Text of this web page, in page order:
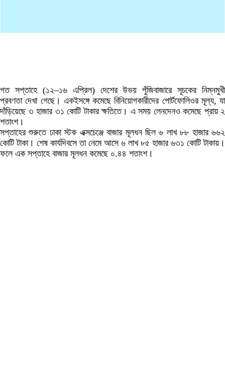
গত সপ্তাহে (১২–১৬ এপ্রিল) দেশের উভয় পুঁজিবাজারে সূচকের নিম্নমুখী
প্রবণতা দেখা গেছে। একইসঙ্গে কমেছে বিনিয়োগকারীদের পোর্টফোলিওর মূল্য, যা
দাঁড়িয়েছে ৩ হাজার ৩১ কোটি টাকার ক্ষতিতে। এ সময় লেনদেনও কমেছে প্রায় ২
শতাংশ।
সপ্তাহের শুরুতে ঢাকা স্টক এক্সচেঞ্জে বাজার মূলধন ছিল ৬ লাখ ৮৮ হাজার ৬৬২
কোটি টাকা। শেষ কার্যদিবসে তা নেমে আসে ৬ লাখ ৮৫ হাজার ৬৩১ কোটি টাকায়।
ফলে এক সপ্তাহে বাজার মূলধন কমেছে ০.৪৪ শতাংশ।